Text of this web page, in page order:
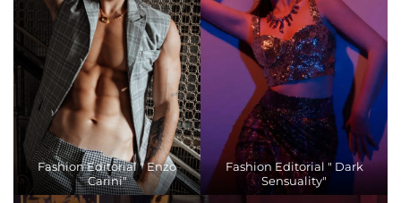
Fashion Editorial " Enzo
Carini"
Fashion Editorial " Dark
Sensuality"